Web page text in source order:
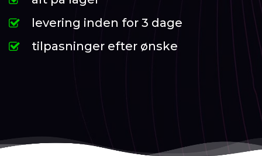
levering inden for 3 dage
tilpasninger efter ønske